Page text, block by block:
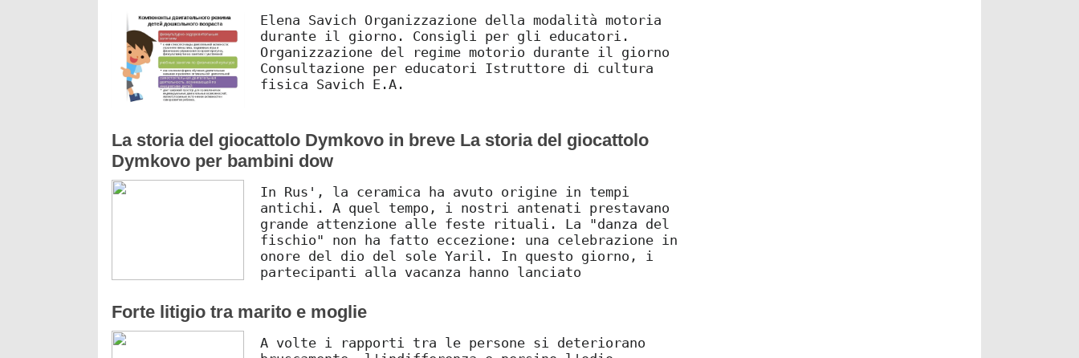
Elena Savich Organizzazione della modalità motoria
durante il giorno. Consigli per gli educatori.
Organizzazione del regime motorio durante il giorno
Consultazione per educatori Istruttore di cultura
fisica Savich E.A.
La storia del giocattolo Dymkovo in breve La storia del giocattolo
Dymkovo per bambini dow
In Rus', la ceramica ha avuto origine in tempi
antichi. A quel tempo, i nostri antenati prestavano
grande attenzione alle feste rituali. La "danza del
fischio" non ha fatto eccezione: una celebrazione in
onore del dio del sole Yaril. In questo giorno, i
partecipanti alla vacanza hanno lanciato
Forte litigio tra marito e moglie
A volte i rapporti tra le persone si deteriorano